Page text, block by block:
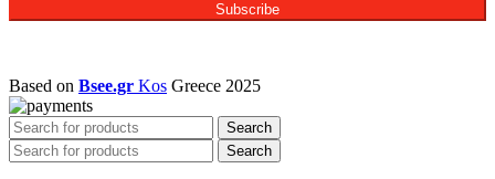
Subscribe
Based on Bsee.gr Kos Greece 2025
Search
Search